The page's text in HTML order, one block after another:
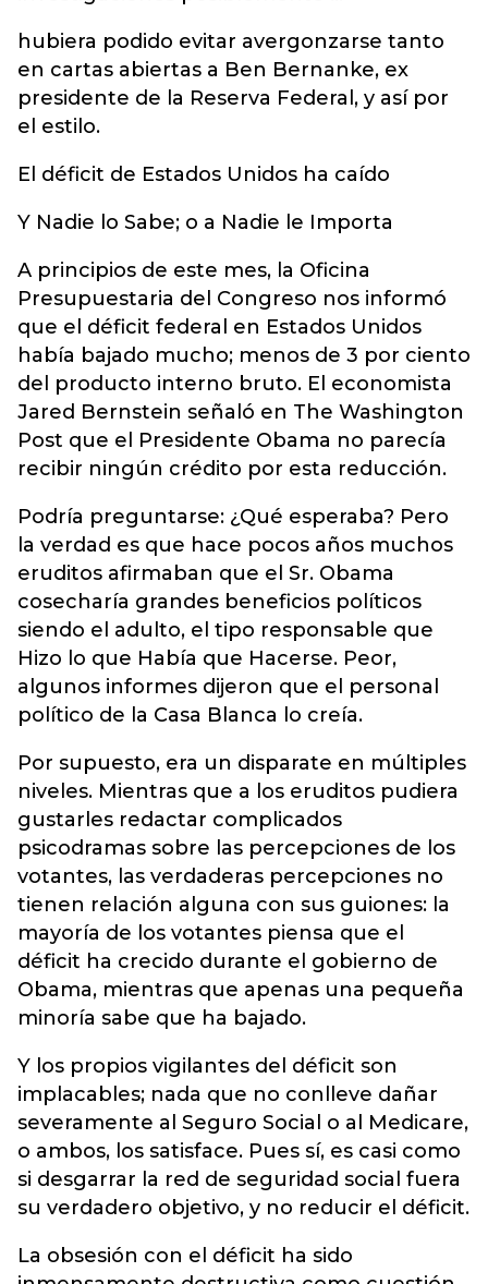
hubiera podido evitar avergonzarse tanto
en cartas abiertas a Ben Bernanke, ex
presidente de la Reserva Federal, y así por
el estilo.
El déficit de Estados Unidos ha caído
Y Nadie lo Sabe; o a Nadie le Importa
A principios de este mes, la Oficina
Presupuestaria del Congreso nos informó
que el déficit federal en Estados Unidos
había bajado mucho; menos de 3 por ciento
del producto interno bruto. El economista
Jared Bernstein señaló en The Washington
Post que el Presidente Obama no parecía
recibir ningún crédito por esta reducción.
Podría preguntarse: ¿Qué esperaba? Pero
la verdad es que hace pocos años muchos
eruditos afirmaban que el Sr. Obama
cosecharía grandes beneficios políticos
siendo el adulto, el tipo responsable que
Hizo lo que Había que Hacerse. Peor,
algunos informes dijeron que el personal
político de la Casa Blanca lo creía.
Por supuesto, era un disparate en múltiples
niveles. Mientras que a los eruditos pudiera
gustarles redactar complicados
psicodramas sobre las percepciones de los
votantes, las verdaderas percepciones no
tienen relación alguna con sus guiones: la
mayoría de los votantes piensa que el
déficit ha crecido durante el gobierno de
Obama, mientras que apenas una pequeña
minoría sabe que ha bajado.
Y los propios vigilantes del déficit son
implacables; nada que no conlleve dañar
severamente al Seguro Social o al Medicare,
o ambos, los satisface. Pues sí, es casi como
si desgarrar la red de seguridad social fuera
su verdadero objetivo, y no reducir el déficit.
La obsesión con el déficit ha sido